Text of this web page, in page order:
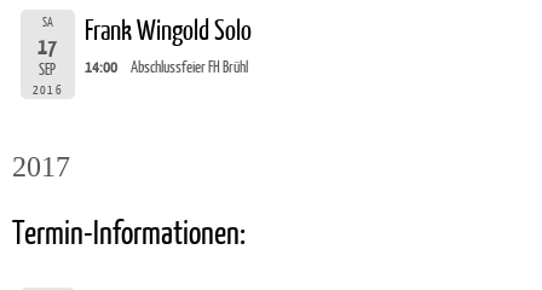
SA
17
SEP
2016
Frank Wingold Solo
14:00 Abschlussfeier FH Brühl
2017
Termin-Informationen: